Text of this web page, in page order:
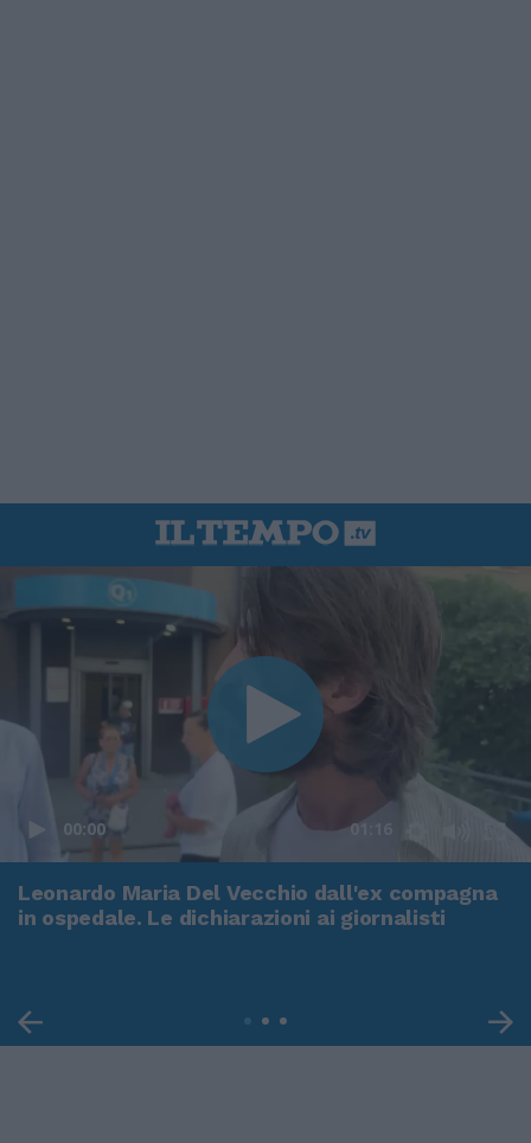
00:00 01:16
Leonardo Maria Del Vecchio dall'ex compagna
in ospedale. Le dichiarazioni ai giornalisti